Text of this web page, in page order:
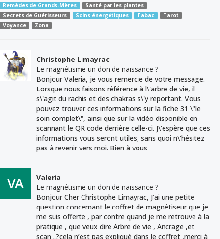
Remèdes de Grands-Mères
Santé par les plantes
Secrets de Guérisseurs
Soins énergétiques Tabac
Tarot
Voyance
Zona
Christophe Limayrac
Le magnétisme un don de naissance ?
Bonjour Valeria, je vous remercie de votre message.
Lorsque nous faisons référence à l\'arbre de vie, il
s\'agit du rachis et des chakras s\'y reportant. Vous
pouvez trouver ces informations sur la fiche 31 \"le
soin complet\", ainsi que sur la vidéo disponible en
scannant le QR code derrière celle-ci. J\'espère que ces
informations vous seront utiles, sans quoi n\'hésitez
pas à revenir vers moi. Bien à vous
Valeria
Le magnétisme un don de naissance ?
Bonjour Cher Christophe Limayrac, J’ai une petite
question concernant le coffret de magnétiseur que je
me suis offerte , par contre quand je me retrouve à la
pratique , que veux dire Arbre de vie , Ancrage ,et
scan ..?cela n’est pas expliqué dans le coffret ,merci à